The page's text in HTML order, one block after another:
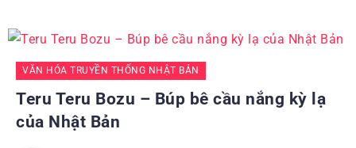
VĂN HÓA TRUYỀN THỐNG NHẬT BẢN
Teru Teru Bozu – Búp bê cầu nắng kỳ lạ
của Nhật Bản